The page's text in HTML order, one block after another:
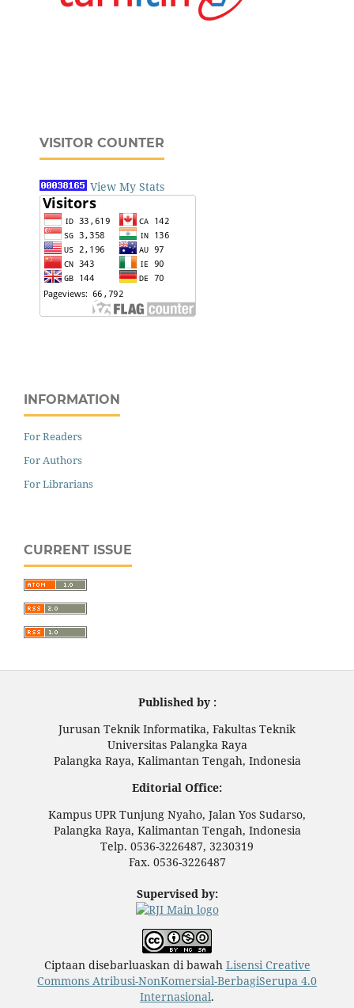
VISITOR COUNTER
View My Stats
INFORMATION
For Readers
For Authors
For Librarians
CURRENT ISSUE
Published by :
Jurusan Teknik Informatika, Fakultas Teknik
Universitas Palangka Raya
Palangka Raya, Kalimantan Tengah, Indonesia
Editorial Office:
Kampus UPR Tunjung Nyaho, Jalan Yos Sudarso,
Palangka Raya, Kalimantan Tengah, Indonesia
Telp. 0536-3226487, 3230319
Fax. 0536-3226487
Supervised by:
Ciptaan disebarluaskan di bawah Lisensi Creative
Commons Atribusi-NonKomersial-BerbagiSerupa 4.0
Internasional.